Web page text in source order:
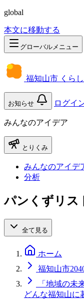
global
本文に移動する
グローバルメニュー
福知山市 くら
お知らせ ログイ
みんなのアイデア
とりくみ
みんなのアイデ
分析
パンくずリス
全て見る
ホーム
福知山市
「地域の未
どんな福知山に